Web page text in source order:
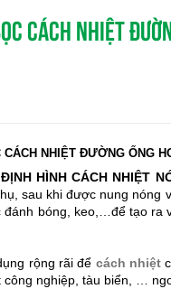
CÁCH NHIỆT
NHIỆT ĐƯỜNG ỐNG
HÌNH CÁCH NHIỆT
sau khi được nung
bóng, keo,…để tạo ra
rộng rãi để cách nhiệt
công nghiệp, tàu biển, …